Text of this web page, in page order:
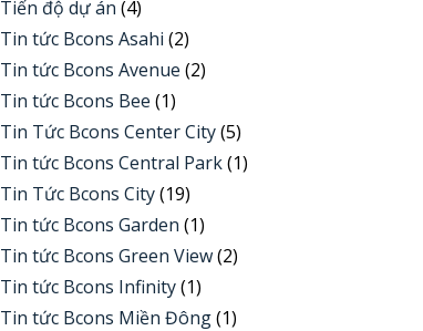
Tiến độ dự án (4)
Tin tức Bcons Asahi (2)
Tin tức Bcons Avenue (2)
Tin tức Bcons Bee (1)
Tin Tức Bcons Center City(5)
Tin tức Bcons Central Park(1)
Tin Tức Bcons City(19)
Tin tức Bcons Garden (1)
Tin tức Bcons Green View(2)
Tin tức Bcons Infinity(1)
Tin tức Bcons Miền Đông(1)